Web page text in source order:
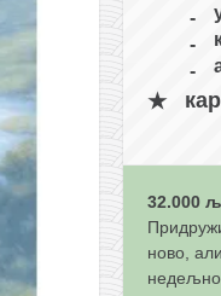
32.000
ново,
недељно.